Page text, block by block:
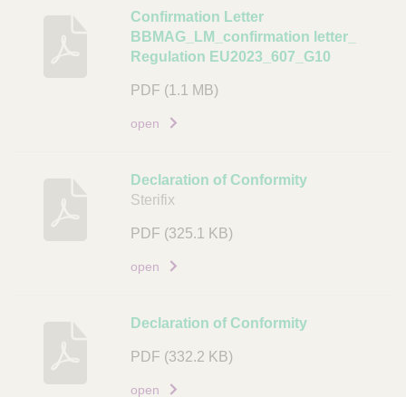
B
e
s
c
r
v
n
u
Confirmation Letter
BBMAG_LM_confirmation letter_
Regulation EU2023_607_G10
PDF (1.1 MB)
open
Declaration of Conformity
Sterifix
PDF (325.1 KB)
open
Declaration of Conformity
PDF (332.2 KB)
open